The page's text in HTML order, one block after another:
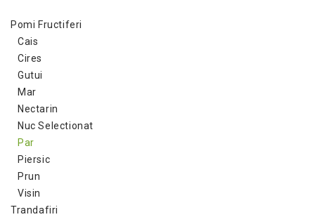
Pomi Fructiferi
Cais
Cires
Gutui
Mar
Nectarin
Nuc Selectionat
Par
Piersic
Prun
Visin
Trandafiri